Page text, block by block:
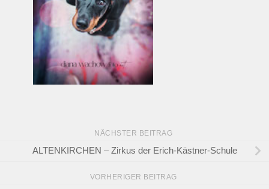
NÄCHSTER BEITRAG
ALTENKIRCHEN – Zirkus der Erich-Kästner-Schule
VORHERIGER BEITRAG